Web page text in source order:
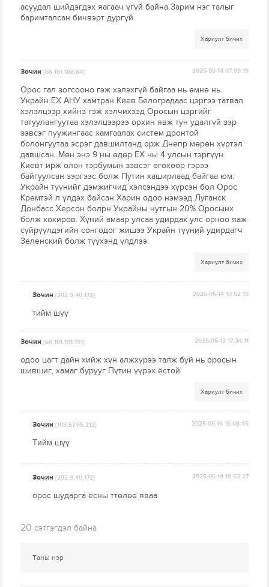
асуудал шийдэгдэх яагаач үгүй байна Зарим нэг талыг
баримталсан бичвэрт дургүй
Хариулт бичих
Зочин[66.181.188.84] 2025-05-14 07:09:19
Орос гал зогсооно гэж хэлэхгүй байгаа нь өмнө нь
Украйн ЕХ АНУ хамтран Киев Белоградаас цэргээ татвал
хэлэлцээр хийнэ гэж хэлчихээд Оросын цэргийг
татуулангуутаа хэлэлцээрээ орхин явж тун удалгүй зэр
зэвсэг пуужингаас хамгаалах систем дронтой
болонгуутаа эсрэг давшилтанд орж Днепр мөрөн хүртэл
давшсан .Мөн энэ 9 ны өдөр ЕХ ны 4 улсын тэргүүн
Киевт ирж олон тэрбумын зэвсэг өгөхөөр гэрээ
байгуулсан зэргээс болж Путин хаширлаад байгаа юм.
Украйн түүнийг дэмжигчид хэлсэндээ хүрсэн бол Орос
Кремтэй л үлдэх байсан Харин одоо нэмээд Луганск
Донбасс Херсон болрн Украйны нутгын 20% Оросынх
болж хохиров. Хүний амаар улсаа удирдах улс орноо яаж
сүйрүүлдэгийн сонгодог жишээ Украйн түүний удирдагч
Зеленский болж түүхэнд үлдлээ.
Хариулт бичих
Зочин[202.9.40.172] 2025-05-14 10:52:13
тийм шүү
Зочин[66.181.191.101] 2025-05-13 17:34:11
одоо цагт дайн хийж хүн алжхүрээ талж буй нь оросын
шившиг, хамаг бурууг Пүтин үүрэх ёстой
Хариулт бичих
Зочин[103.57.95.213] 2025-05-16 16:08:45
Тийм шүү
Зочин[202.9.40.172] 2025-05-14 10:53:27
орос шударга есны ттөлөө яваа
20 сэтгэгдэл байна